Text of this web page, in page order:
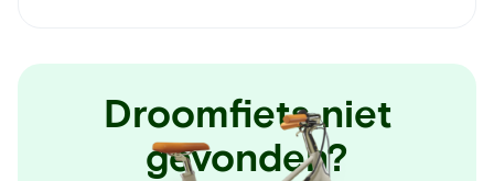
Droomfiets niet
gevonden?